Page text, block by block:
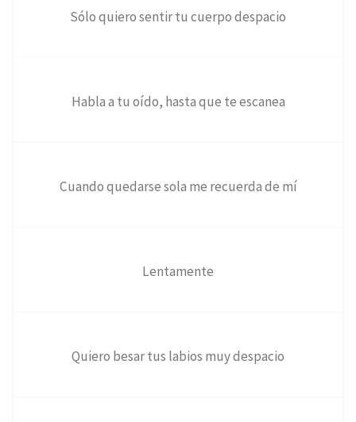
Sólo quiero sentir tu cuerpo despacio
Habla a tu oído, hasta que te escanea
Cuando quedarse sola me recuerda de mí
Lentamente
Quiero besar tus labios muy despacio